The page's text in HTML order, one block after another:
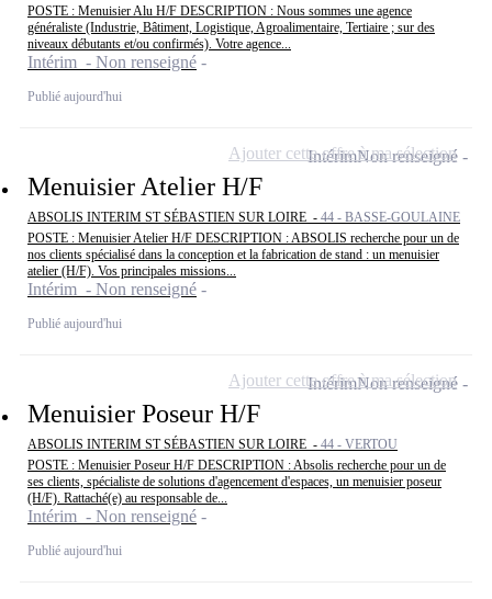
POSTE : Menuisier Alu H/F DESCRIPTION : Nous sommes une agence
généraliste (Industrie, Bâtiment, Logistique, Agroalimentaire, Tertiaire ; sur des
niveaux débutants et/ou confirmés). Votre agence...
Intérim - Non renseigné
Publié aujourd'hui
Menuisier Atelier H/F
ABSOLIS INTERIM ST SÉBASTIEN SUR LOIRE - 44 - BASSE-GOULAINE
POSTE : Menuisier Atelier H/F DESCRIPTION : ABSOLIS recherche pour un de
nos clients spécialisé dans la conception et la fabrication de stand : un menuisier
atelier (H/F). Vos principales missions...
Intérim - Non renseigné
Publié aujourd'hui
IntérimNon renseigné
Ajouter cette offre à ma sélection
Menuisier Poseur H/F
ABSOLIS INTERIM ST SÉBASTIEN SUR LOIRE - 44 - VERTOU
POSTE : Menuisier Poseur H/F DESCRIPTION : Absolis recherche pour un de
ses clients, spécialiste de solutions d'agencement d'espaces, un menuisier poseur
(H/F). Rattaché(e) au responsable de...
Intérim - Non renseigné
Publié aujourd'hui
IntérimNon renseigné
Ajouter cette offre à ma sélection